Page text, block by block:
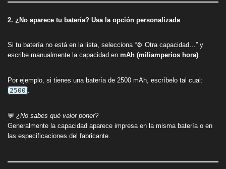
2. ¿No aparece tu batería? Usa la opción personalizada
Si tu batería no está en la lista, selecciona “⚙️ Otra capacidad…” y
escribe manualmente la capacidad en mAh (miliamperios hora).
Por ejemplo, si tienes una batería de 2500 mAh, escríbelo tal cual:
2500 .
💬 ¿No sabes qué valor poner?
Generalmente la capacidad aparece impresa en la misma batería o en
las especificaciones del fabricante.